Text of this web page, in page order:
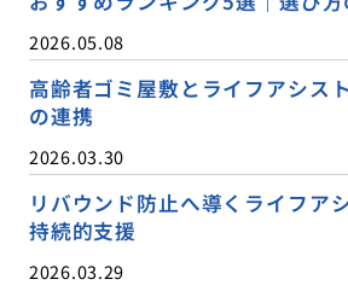
2026.05.08
高齢者ゴミ屋敷とライフアシス
の連携
2026.03.30
リバウンド防止へ導くライフア
持続的支援
2026.03.29